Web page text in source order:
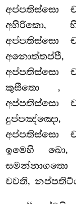
අප්පතිස්සො
අහිරිකො,
අප්පතිස්සො
අප්පතිස්සො
කුසීතො,
අප්පතිස්සො
දුප්පඤ්ඤො,
අප්පතිස්සො
ඉමෙහි ඛො,
චවති,